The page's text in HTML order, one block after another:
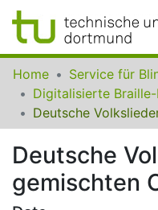
Communities
Collections
FAQ
Home
Deutsche
gemischten